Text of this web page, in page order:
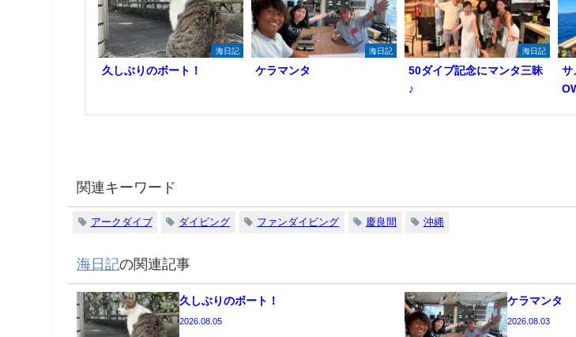
海日記
久しぶりのボート！
海日記
ケラマンタ
海日記
50ダイブ記念にマンタ三昧
♪
サ
関連キーワード
アークダイブ ダイビング ファンダイビング 慶良間 沖縄
海日記の関連記事
久しぶりのボート！
2026.08.05
ケラマンタ
2026.08.03